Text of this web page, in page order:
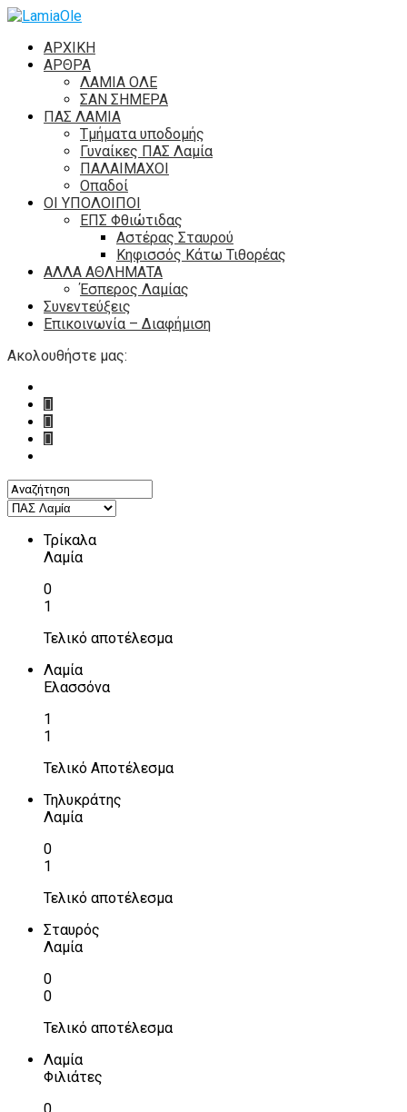
ΑΡΧΙΚΗ
ΑΡΘΡΑ
ΛΑΜΙΑ ΟΛΕ
ΣΑΝ ΣΗΜΕΡΑ
ΠΑΣ ΛΑΜΙΑ
Τμήματα υποδομής
Γυναίκες ΠΑΣ Λαμία
ΠΑΛΑΙΜΑΧΟΙ
Οπαδοί
ΟΙ ΥΠΟΛΟΙΠΟΙ
ΕΠΣ Φθιώτιδας
Αστέρας Σταυρού
Κηφισσός Κάτω Τιθορέας
ΑΛΛΑ ΑΘΛΗΜΑΤΑ
Έσπερος Λαμίας
Συνεντεύξεις
Επικοινωνία – Διαφήμιση
Ακολουθήστε μας:
Τρίκαλα
Λαμία
0
1
Τελικό αποτέλεσμα
Λαμία
Ελασσόνα
1
1
Τελικό Αποτέλεσμα
Τηλυκράτης
Λαμία
0
1
Τελικό αποτέλεσμα
Σταυρός
Λαμία
0
0
Τελικό αποτέλεσμα
Λαμία
Φιλιάτες